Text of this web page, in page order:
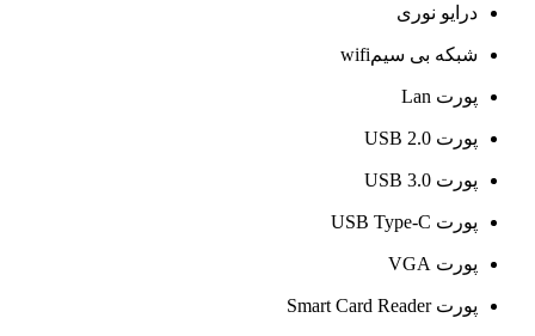
درایو نوری
شبکه بی سیمwifi
پورت Lan
پورت USB 2.0
پورت USB 3.0
پورت USB Type-C
پورت VGA
پورت Smart Card Reader